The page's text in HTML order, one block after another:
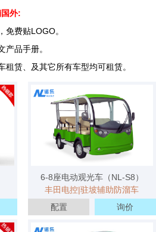
外:
免费贴LOGO。
产品手册。
租赁、及其它所有车型均可租赁。
6-8座电动观光车（NL-S8）
丰田电控|驻坡辅助防溜车
配置
询价
报价方案
报价方案
价方案
报价方案
取报价方案